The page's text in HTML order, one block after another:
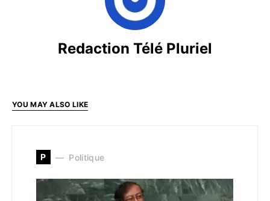
Redaction Télé Pluriel
YOU MAY ALSO LIKE
P Politique